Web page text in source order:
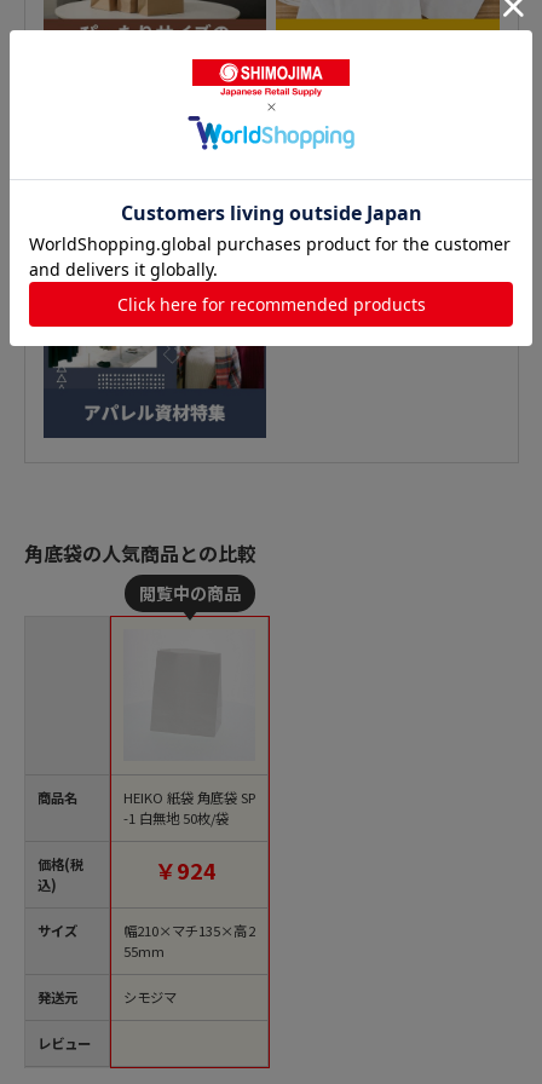
角底袋の人気商品との比較
商品名
価格(税
込)
サイズ
発送元
レビュー
HEIKO 紙袋 角底袋 SP
-1 白無地 50枚/袋
￥924
幅210×マチ135×高2
55mm
シモジマ